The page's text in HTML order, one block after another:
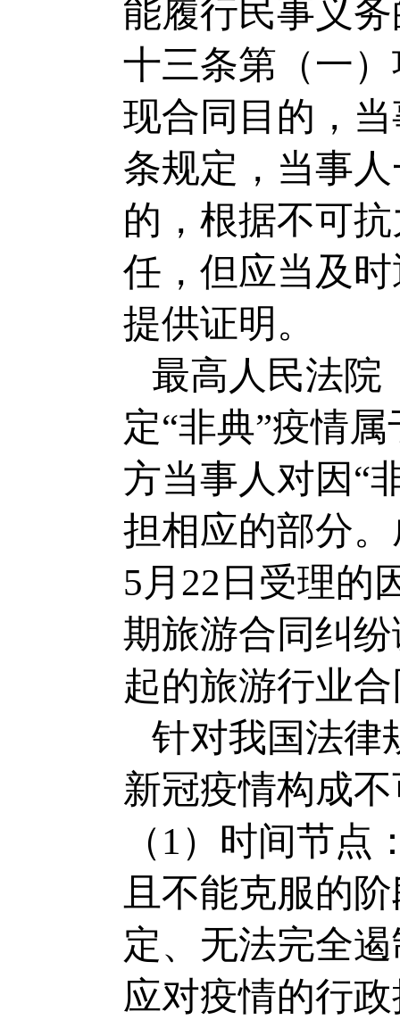
能履行民事义
十三条第（一
现合同目的，
条规定，当事
的，根据不可
任，但应当及
提供证明。
最高人民法院
定“非典”疫情
方当事人对因“
担相应的部分
5月22日受理的
期旅游合同纠
起的旅游行业
针对我国法律
新冠疫情构成
（1）时间节
且不能克服的
定、无法完全
应对疫情的行